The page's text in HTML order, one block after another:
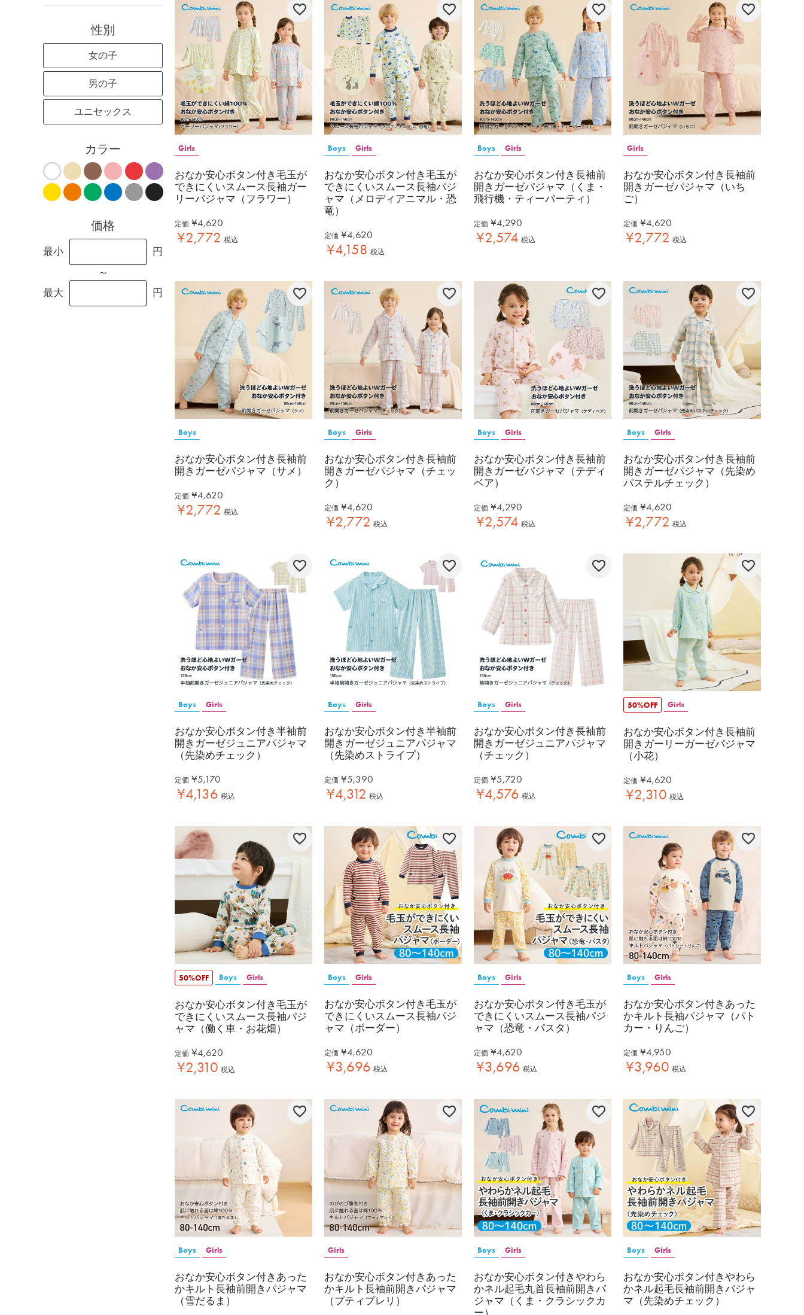
性別
女の子
男の子
ユニセックス
カラー
価格
最小
円
～
最大
円
Girls
おなか安心ボタン付き毛玉が
できにくいスムース長袖ガー
リーパジャマ（フラワー）
定価 ¥4,620
¥2,772 税込
Boys Girls
おなか安心ボタン付き毛玉が
できにくいスムース長袖パジ
ャマ（メロディアニマル・恐
竜）
定価 ¥4,620
¥4,158 税込
Boys Girls
おなか安心ボタン付き長袖前
開きガーゼパジャマ（くま・
飛行機・ティーパーティ）
定価 ¥4,290
¥2,574 税込
Girls
おなか安心ボタン付き長袖前
開きガーゼパジャマ（いち
ご）
定価 ¥4,620
¥2,772 税込
Boys
おなか安心ボタン付き長袖前
開きガーゼパジャマ（サメ）
定価 ¥4,620
¥2,772 税込
Boys Girls
おなか安心ボタン付き長袖前
開きガーゼパジャマ（チェッ
ク）
定価 ¥4,620
¥2,772 税込
Boys Girls
おなか安心ボタン付き長袖前
開きガーゼパジャマ（テディ
ベア）
定価 ¥4,290
¥2,574 税込
Boys Girls
おなか安心ボタン付き長袖前
開きガーゼパジャマ（先染め
パステルチェック）
定価 ¥4,620
¥2,772 税込
Boys Girls
おなか安心ボタン付き半袖前
開きガーゼジュニアパジャマ
（先染めチェック）
定価 ¥5,170
¥4,136 税込
Boys Girls
おなか安心ボタン付き半袖前
開きガーゼジュニアパジャマ
（先染めストライプ）
定価 ¥5,390
¥4,312 税込
Boys Girls
おなか安心ボタン付き長袖前
開きガーゼジュニアパジャマ
（チェック）
定価 ¥5,720
¥4,576 税込
50%OFF Girls
おなか安心ボタン付き長袖前
開きガーリーガーゼパジャマ
（小花）
定価 ¥4,620
¥2,310 税込
50%OFF Boys Girls
おなか安心ボタン付き毛玉が
できにくいスムース長袖パジ
ャマ（働く車・お花畑）
定価 ¥4,620
¥2,310 税込
Boys Girls
おなか安心ボタン付き毛玉が
できにくいスムース長袖パジ
ャマ（ボーダー）
定価 ¥4,620
¥3,696 税込
Boys Girls
おなか安心ボタン付き毛玉が
できにくいスムース長袖パジ
ャマ（恐竜・パスタ）
定価 ¥4,620
¥3,696 税込
Boys Girls
おなか安心ボタン付きあった
かキルト長袖パジャマ（パト
カー・りんご）
定価 ¥4,950
¥3,960 税込
Boys Girls
おなか安心ボタン付きあった
かキルト長袖前開きパジャマ
（雪だるま）
Girls
おなか安心ボタン付きあった
かキルト長袖前開きパジャマ
（プティプレリ）
Boys Girls
おなか安心ボタン付きやわら
かネル起毛丸首長袖前開きパ
ジャマ（くま・クラシックカ
ー）
Boys Girls
おなか安心ボタン付きやわら
かネル起毛長袖前開きパジャ
マ（先染めチェック）